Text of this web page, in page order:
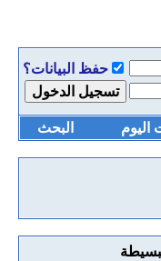
حفظ البيانات؟
اليوم البحث